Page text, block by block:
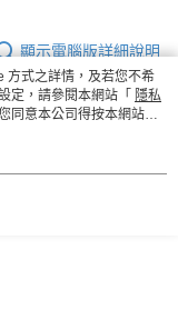
顯示電腦版詳細說明
棉質；填充：聚酯
方式之詳情，及若您不希
定，請參閱本網站「 隱私
同意本公司得按本網站使